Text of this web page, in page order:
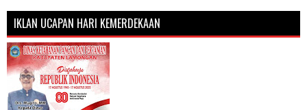
IKLAN UCAPAN HARI KEMERDEKAAN